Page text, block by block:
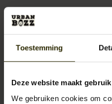
Toestemming
Deze website maakt
We gebruiken cookies om
REISTASSEN
DOKTERSTASSEN
KLEDING
Geen producten gevonden!...
* enkel verkrijgbaar in onze winkel
Lees